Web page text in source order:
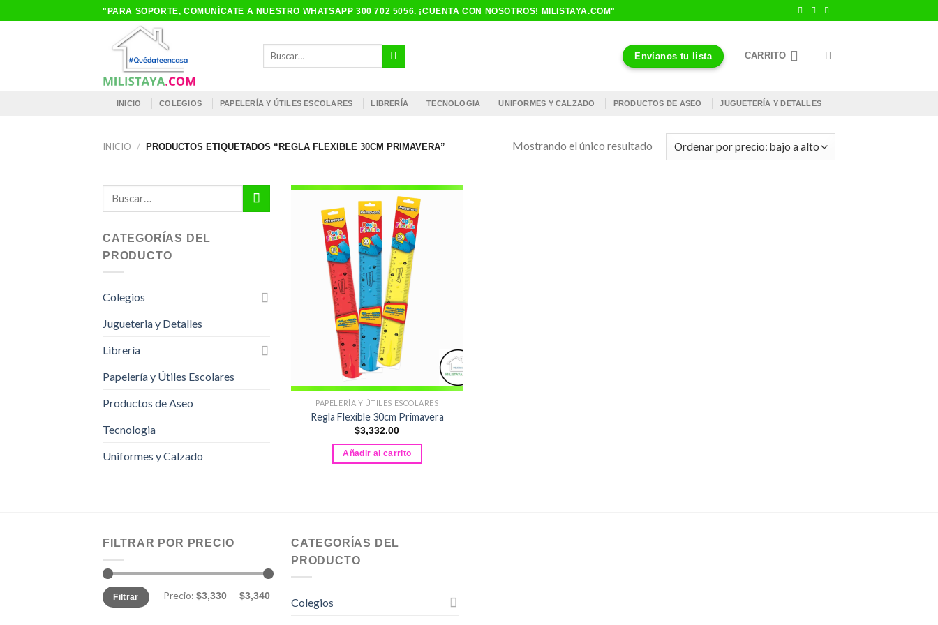
al
"PARA SOPORTE, COMUNÍCATE A NUESTRO WHATSAPP 300 702 5056. ¡CUENTA CON NOSOTROS! MILISTAYA.COM"
Envíanos tu lista CARRITO
INICIO COLEGIOS PAPELERÍA Y ÚTILES ESCOLARES LIBRERÍA TECNOLOGIA UNIFORMES Y CALZADO PRODUCTOS DE ASEO JUGUETERÍA Y DETALLES
INICIO / PRODUCTOS ETIQUETADOS “REGLA FLEXIBLE 30CM PRIMAVERA” Mostrando el único resultado
CATEGORÍAS DEL
PRODUCTO
Colegios
Jugueteria y Detalles
Librería
Papelería y Útiles Escolares
Productos de Aseo
Tecnologia
Uniformes y Calzado
PAPELERÍA Y ÚTILES ESCOLARES
Regla Flexible 30cm Primavera
$3,332.00
Añadir al carrito
FILTRAR POR PRECIO
Precio
mínimo
Precio
máximo
Filtrar Precio: $3,330 — $3,340
CATEGORÍAS DEL
PRODUCTO
Colegios